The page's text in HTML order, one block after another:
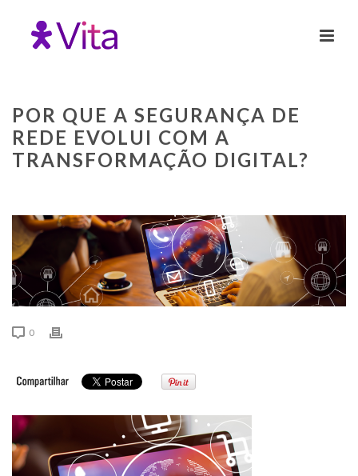
POR QUE A SEGURANÇA DE
REDE EVOLUI COM A
TRANSFORMAÇÃO DIGITAL?
0